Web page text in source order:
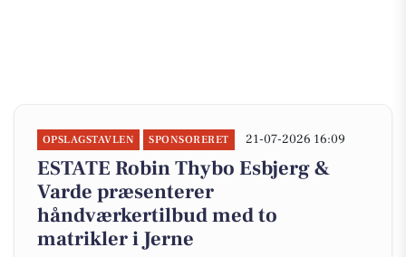
OPSLAGSTAVLEN SPONSORERET 21-07-2026 16:09
ESTATE Robin Thybo Esbjerg &
Varde præsenterer
håndværkertilbud med to
matrikler i Jerne